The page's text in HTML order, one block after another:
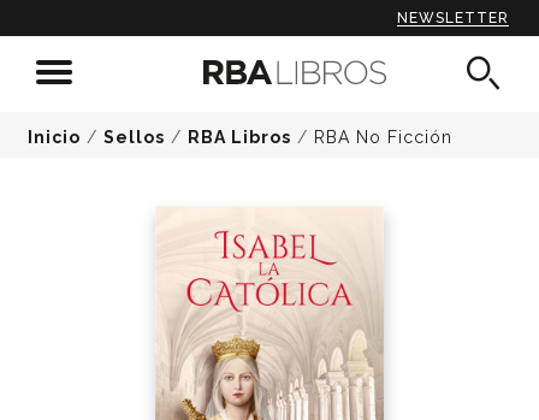
NEWSLETTER
Inicio / Sellos / RBA Libros / RBA No Ficción